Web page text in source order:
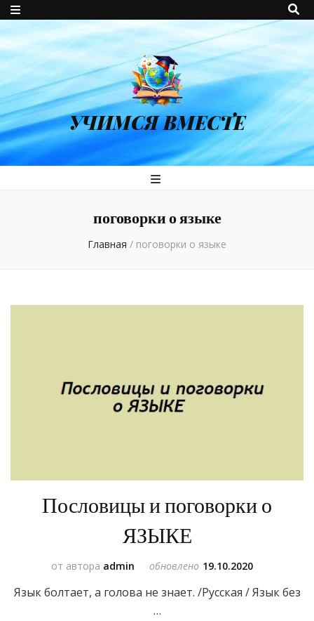
УЧИМСЯ ВМЕСТЕ
поговорки о языке
Главная / поговорки о языке
Пословицы и поговорки о
ЯЗЫКЕ
от автора admin обновлено 19.10.2020
Язык болтает, а голова не знает. /Русская / Язык без
…